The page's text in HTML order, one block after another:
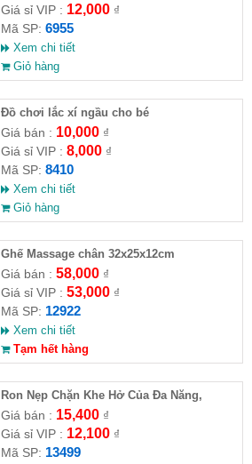
Giá sỉ VIP : 12,000₫
Mã SP: 6955
Xem chi tiết
Giỏ hàng
Đồ chơi lắc xí ngầu cho bé
Giá bán : 10,000₫
Giá sỉ VIP : 8,000₫
Mã SP: 8410
Xem chi tiết
Giỏ hàng
Ghế Massage chân 32x25x12cm
Giá bán : 58,000₫
Giá sỉ VIP : 53,000₫
Mã SP: 12922
Xem chi tiết
Tạm hết hàng
Ron Nẹp Chặn Khe Hở Của Đa Năng,
Chống Côn Trùng( HĐ )
Giá bán : 15,400₫
Giá sỉ VIP : 12,100₫
Mã SP: 13499